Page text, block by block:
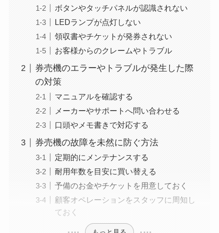
ボタンやタッチパネルが認識されない
LEDランプが点灯しない
領収書やチケットが発券されない
お客様からのクレームやトラブル
券売機のエラーやトラブルが発生した際
の対策
マニュアルを確認する
メーカーやサポートへ問い合わせる
口頭やメモ書きで対応する
券売機の故障を未然に防ぐ方法
定期的にメンテナンスする
耐用年数を目安に買い替える
予備のお金やチケットを用意しておく
顧客オペレーションをスタッフに周知し
ておく